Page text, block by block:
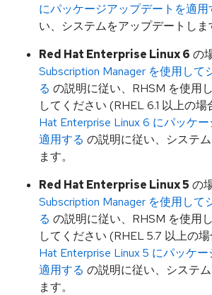
にパッケージアップデートを適用
い、システムをアップデートしま
Red Hat Enterprise Linux 6 の
Subscription Manager を使用して
る の説明に従い、RHSM を使用
してください (RHEL 6.1 以上の場
Hat Enterprise Linux 6 にパッケ
適用する の説明に従い、システ
ます。
Red Hat Enterprise Linux 5 の
Subscription Manager を使用して
る の説明に従い、RHSM を使用
してください (RHEL 5.7 以上の場
Hat Enterprise Linux 5 にパッケ
適用する の説明に従い、システ
ます。